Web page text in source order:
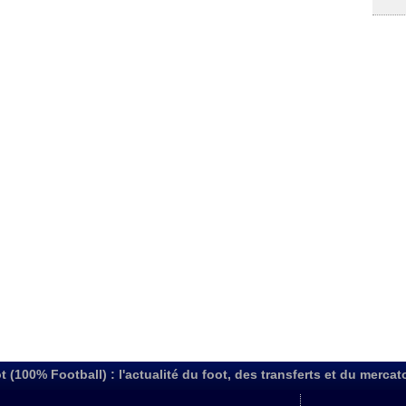
(100% Football) : l'actualité du foot, des transferts et du